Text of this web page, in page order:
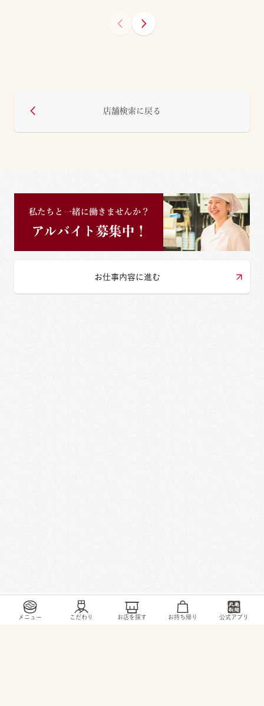
メニュー こだわり お店を探す お持ち帰り 公式アプリ
店舗検索に戻る
お仕事内容に進む
トップ / お店・ サービス / 新潟市 紫竹山1-3-6